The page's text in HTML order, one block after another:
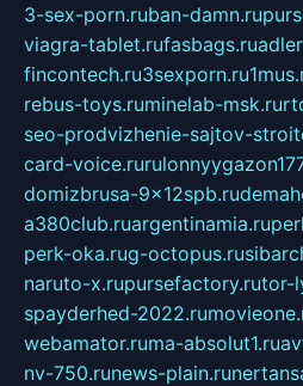
3-sex-porn.ruban-damn.ru
viagra-tablet.rufasbags.ru
fincontech.ru3sexporn.ru
rebus-toys.ruminelab-msk.ru
seo-prodvizhenie-sajtov-
card-voice.ru
domizbrusa-9x12spb.ru
a380club.ruargentinamia.ru
perk-oka.rug-octopus.ru
naruto-x.rupursefactory.rutor-
spayderhed-2022.ru
webamator.ruma-absolut1.ru
nv-750.runews-plain.ru